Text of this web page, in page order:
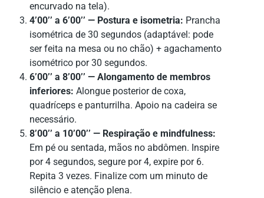
encurvado na tela).
4’00’’ a 6’00’’ — Postura e isometria: Prancha
isométrica de 30 segundos (adaptável: pode
ser feita na mesa ou no chão) + agachamento
isométrico por 30 segundos.
6’00’’ a 8’00’’ — Alongamento de membros
inferiores: Alongue posterior de coxa,
quadríceps e panturrilha. Apoio na cadeira se
necessário.
8’00’’ a 10’00’’ — Respiração e mindfulness:
Em pé ou sentada, mãos no abdômen. Inspire
por 4 segundos, segure por 4, expire por 6.
Repita 3 vezes. Finalize com um minuto de
silêncio e atenção plena.